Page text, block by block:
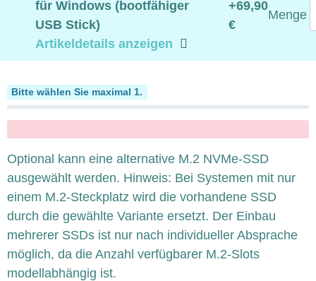
für Windows (bootfähiger
USB Stick)
Artikeldetails anzeigen
+69,90
€
Menge
SSD M.2 NVMe
Bitte wählen Sie maximal 1.
x
Optional kann eine alternative M.2 NVMe-SSD
ausgewählt werden. Hinweis: Bei Systemen mit nur
einem M.2-Steckplatz wird die vorhandene SSD
durch die gewählte Variante ersetzt. Der Einbau
mehrerer SSDs ist nur nach individueller Absprache
möglich, da die Anzahl verfügbarer M.2-Slots
modellabhängig ist.